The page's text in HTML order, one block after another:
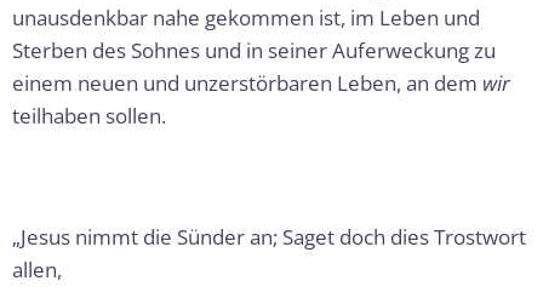
unausdenkbar nahe gekommen ist, im Leben und
Sterben des Sohnes und in seiner Auferweckung zu
einem neuen und unzerstörbaren Leben, an dem wir
teilhaben sollen.
„Jesus nimmt die Sünder an; Saget doch dies Trostwort
allen,